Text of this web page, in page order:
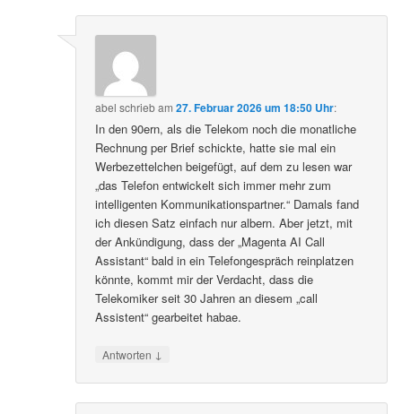
abel schriebam27. Februar 2026 um 18:50 Uhr:
In den 90ern, als die Telekom noch die monatliche
Rechnung per Brief schickte, hatte sie mal ein
Werbezettelchen beigefügt, auf dem zu lesen war
„das Telefon entwickelt sich immer mehr zum
intelligenten Kommunikationspartner.“ Damals fand
ich diesen Satz einfach nur albern. Aber jetzt, mit
der Ankündigung, dass der „Magenta AI Call
Assistant“ bald in ein Telefongespräch reinplatzen
könnte, kommt mir der Verdacht, dass die
Telekomiker seit 30 Jahren an diesem „call
Assistent“ gearbeitet habae.
Antworten ↓